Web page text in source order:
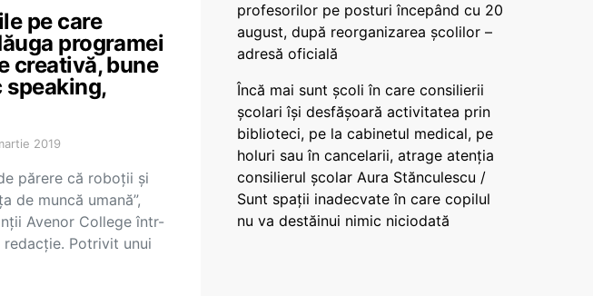
pe care
programei
creativă, bune
speaking,
2019
părere că roboții și
de muncă umană”,
Avenor College într-
Potrivit unui
profesorilor pe posturi începând cu 20
august, după reorganizarea școlilor –
adresă oficială
Încă mai sunt școli în care consilierii
școlari își desfășoară activitatea prin
biblioteci, pe la cabinetul medical, pe
holuri sau în cancelarii, atrage atenția
consilierul școlar Aura Stănculescu /
Sunt spații inadecvate în care copilul
nu va destăinui nimic niciodată